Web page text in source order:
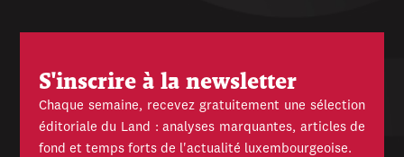
S'inscrire à la newsletter
Chaque semaine, recevez gratuitement une sélection
éditoriale du Land : analyses marquantes, articles de
fond et temps forts de l'actualité luxembourgeoise.